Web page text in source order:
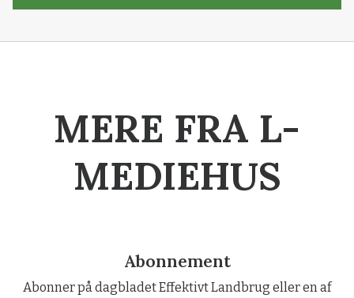
MERE FRA L-
MEDIEHUS
Abonnement
Abonner på dagbladet Effektivt Landbrug eller en af